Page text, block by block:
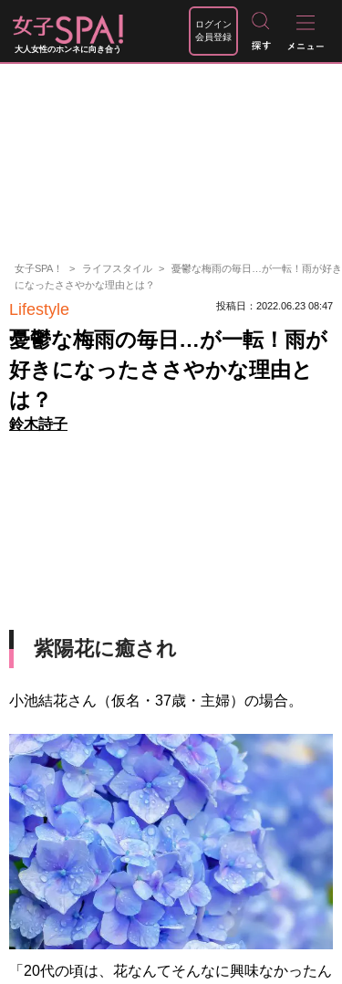
大人女性のホンネに向き合う
ログイン
会員登録
女子SPA！ ライフスタイル
憂鬱な梅雨の毎日…が一転！雨が好き
になったささやかな理由とは？
Lifestyle 投稿日：2022.06.23 08:47
憂鬱な梅雨の毎日…が一転！雨が
好きになったささやかな理由と
は？
鈴木詩子
紫陽花に癒され
小池結花さん（仮名・37歳・主婦）の場合。
「20代の頃は、花なんてそんなに興味なかったん